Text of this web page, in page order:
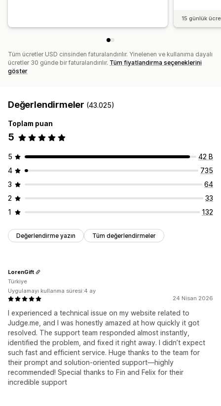
15 günlük
Tüm ücretler USD cinsinden faturalandırılır. Yinelenen ve kullanıma dayalı
ücretler 30 günde bir faturalandırılır. Tüm fiyatlandırma seçeneklerini
göster
Değerlendirmeler (43.025)
Toplam puan
5
5
42 B
4
735
3
64
2
33
1
132
Değerlendirme yazın Tüm değerlendirmeler
24 Nisan 2026
I experienced a technical issue on my website related to
Judge.me, and I was honestly amazed at how quickly it got
resolved. The support team responded almost instantly,
identified the problem, and fixed it right away. I didn’t expect
such fast and efficient service. Huge thanks to the team for
their prompt and solution-oriented support—highly
recommended! Special thanks to Fin and Felix for their
incredible support
LorenGift
Türkiye
Uygulamayı kullanma süresi:4 ay